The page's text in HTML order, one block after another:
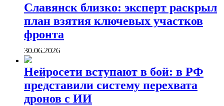
Славянск близко: эксперт раскрыл
план взятия ключевых участков
фронта
30.06.2026
Нейросети вступают в бой: в РФ
представили систему перехвата
дронов с ИИ